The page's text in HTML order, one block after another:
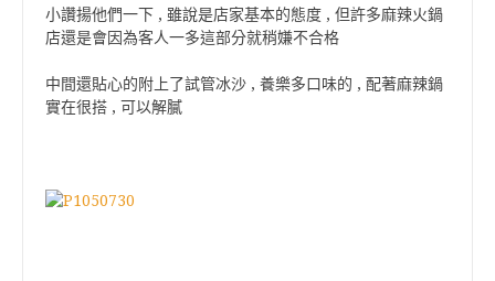
小讚揚他們一下 , 雖說是店家基本的態度 , 但許多麻辣火鍋
店還是會因為客人一多這部分就稍嫌不合格
中間還貼心的附上了試管冰沙 , 養樂多口味的 , 配著麻辣鍋
實在很搭 , 可以解膩